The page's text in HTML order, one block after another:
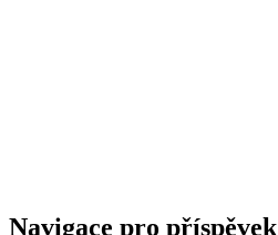
Navigace pro příspěvek